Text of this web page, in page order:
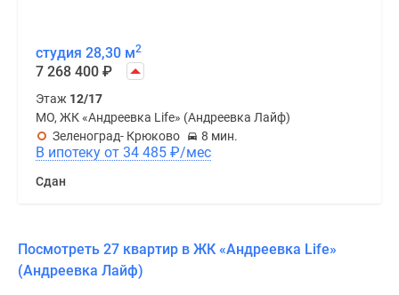
студия 28,30 м2
7 268 400 ₽
Этаж 12/17
МО, ЖК «Андреевка Life» (Андреевка Лайф)
Зеленоград- Крюково
8 мин.
В ипотеку от 34 485 ₽/мес
Сдан
Посмотреть 27 квартир в ЖК «Андреевка Life»
(Андреевка Лайф)